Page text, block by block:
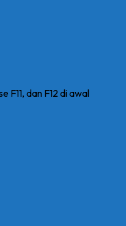
dan F12 di awal